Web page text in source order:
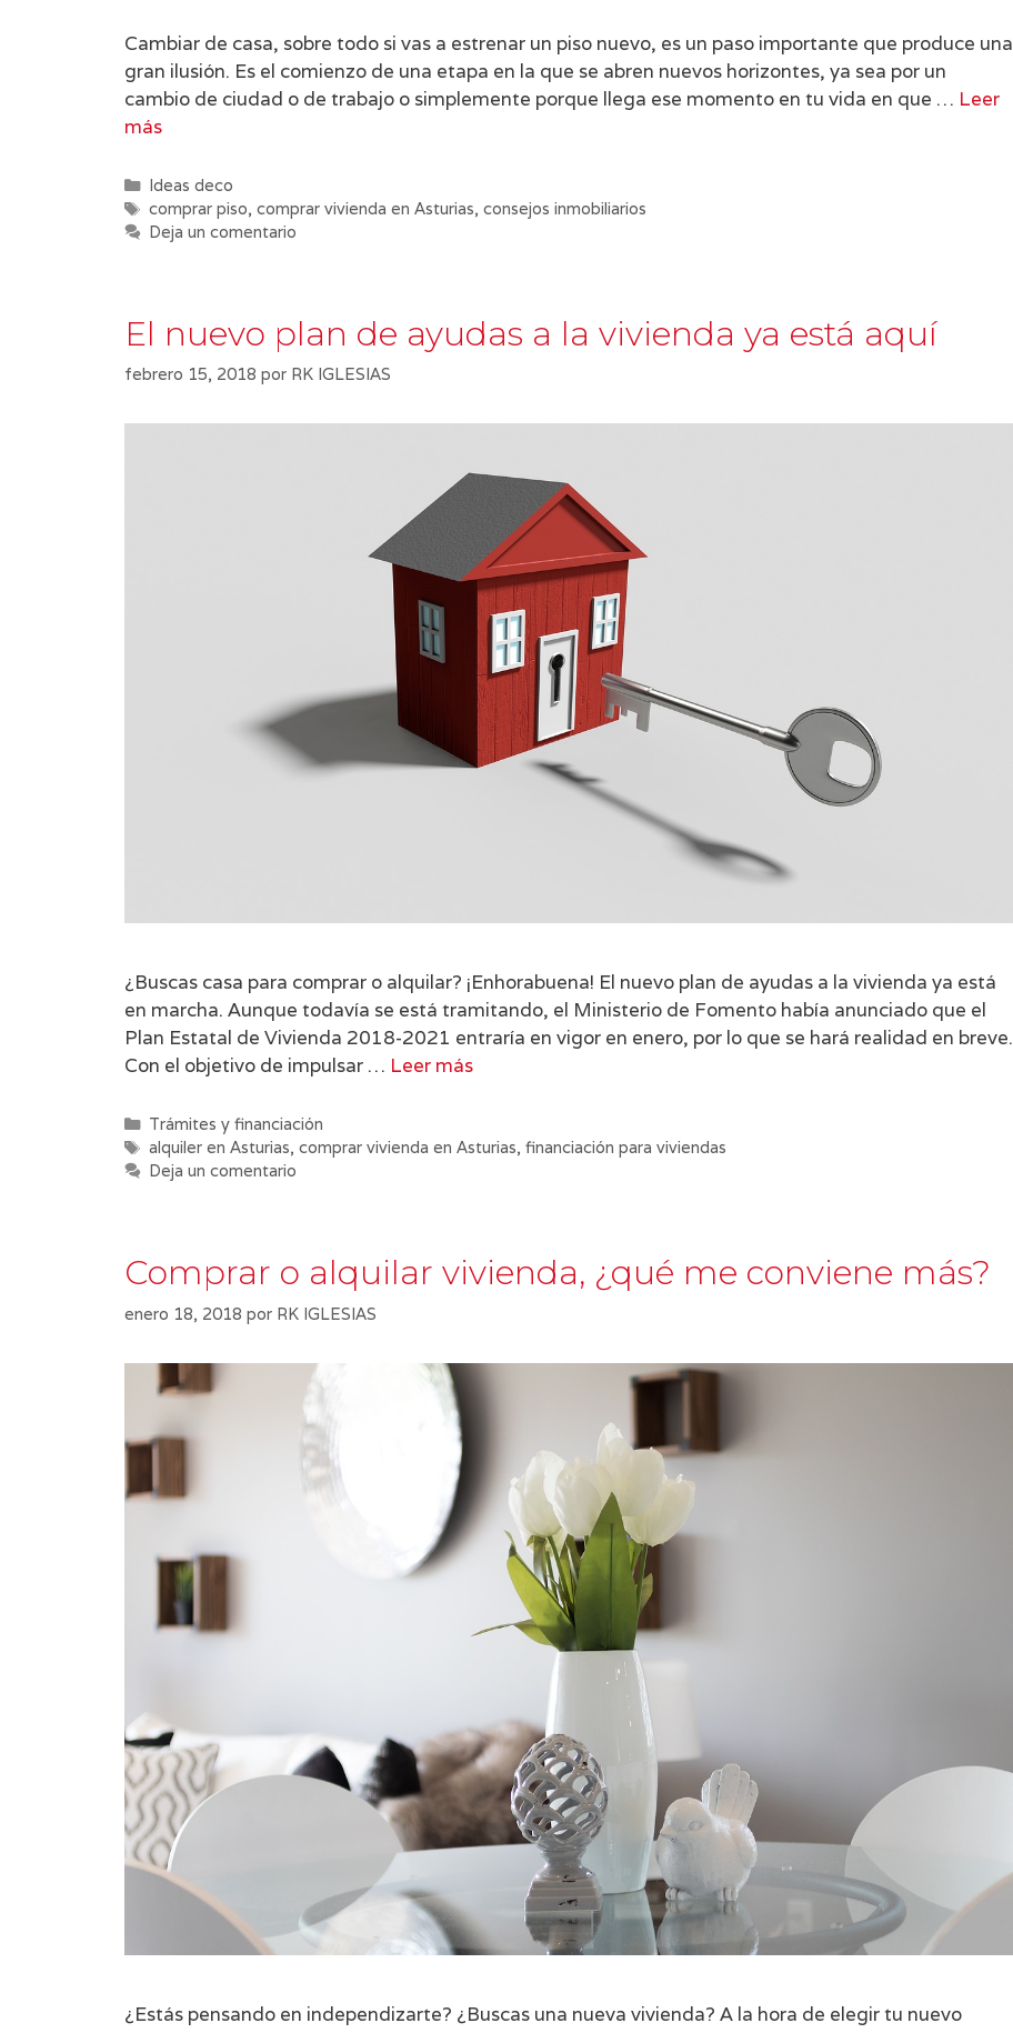
Cambiar de casa, sobre todo si vas a estrenar un piso nuevo, es un paso importante que produce una
gran ilusión. Es el comienzo de una etapa en la que se abren nuevos horizontes, ya sea por un
cambio de ciudad o de trabajo o simplemente porque llega ese momento en tu vida en que … Leer
más
Categorías
Ideas deco
Etiquetas
comprar piso, comprar vivienda en Asturias, consejos inmobiliarios
Deja un comentario
El nuevo plan de ayudas a la vivienda ya está aquí
febrero 15, 2018 por RK IGLESIAS
¿Buscas casa para comprar o alquilar? ¡Enhorabuena! El nuevo plan de ayudas a la vivienda ya está
en marcha. Aunque todavía se está tramitando, el Ministerio de Fomento había anunciado que el
Plan Estatal de Vivienda 2018-2021 entraría en vigor en enero, por lo que se hará realidad en breve.
Con el objetivo de impulsar … Leer más
Categorías
Trámites y financiación
Etiquetas
alquiler en Asturias, comprar vivienda en Asturias, financiación para viviendas
Deja un comentario
Comprar o alquilar vivienda, ¿qué me conviene más?
enero 18, 2018 por RK IGLESIAS
¿Estás pensando en independizarte? ¿Buscas una nueva vivienda? A la hora de elegir tu nuevo